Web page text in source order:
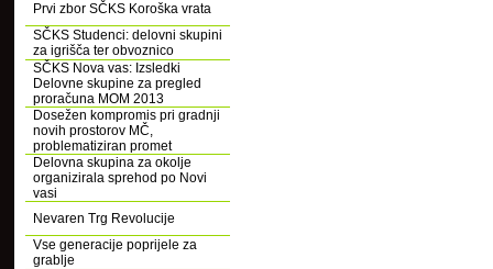
Prvi zbor SČKS Koroška vrata
SČKS Studenci: delovni skupini
za igrišča ter obvoznico
SČKS Nova vas: Izsledki
Delovne skupine za pregled
proračuna MOM 2013
Dosežen kompromis pri gradnji
novih prostorov MČ,
problematiziran promet
Delovna skupina za okolje
organizirala sprehod po Novi
vasi
Nevaren Trg Revolucije
Vse generacije poprijele za
grablje